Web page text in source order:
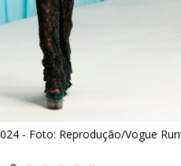
Nina Ricci, verão 2024 - Foto: